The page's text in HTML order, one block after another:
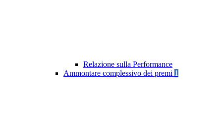
Relazione sulla Performance
Ammontare complessivo dei premi 1